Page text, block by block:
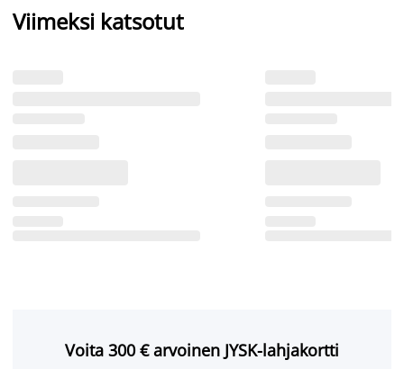
Viimeksi katsotut
Voita 300 € arvoinen JYSK-lahjakortti